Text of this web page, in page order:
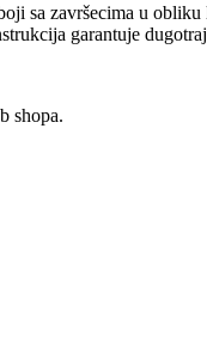
sa završecima u
garantuje
shopa.